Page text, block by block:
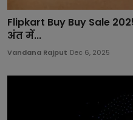
Flipkart Buy Buy Sale
अंत में...
Vandana Rajput Dec 6, 2025